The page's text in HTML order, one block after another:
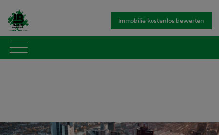
Immobilie kostenlos bewerten